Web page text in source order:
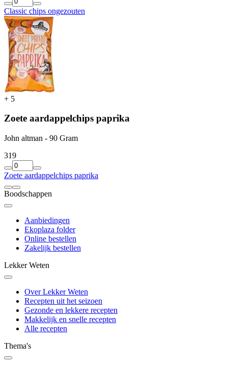
Classic chips ongezouten
+ 5
Zoete aardappelchips paprika
John altman - 90 Gram
319
Zoete aardappelchips paprika
Boodschappen
Aanbiedingen
Ekoplaza folder
Online bestellen
Zakelijk bestellen
Lekker Weten
Over Lekker Weten
Recepten uit het seizoen
Gezonde en lekkere recepten
Makkelijk en snelle recepten
Alle recepten
Thema's